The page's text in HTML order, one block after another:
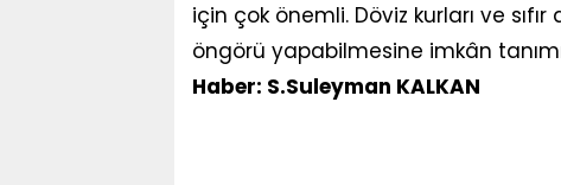
için çok önemli. Döviz kurları ve
öngörü yapabilmesine imkân
Haber: S.Suleyman KALKAN